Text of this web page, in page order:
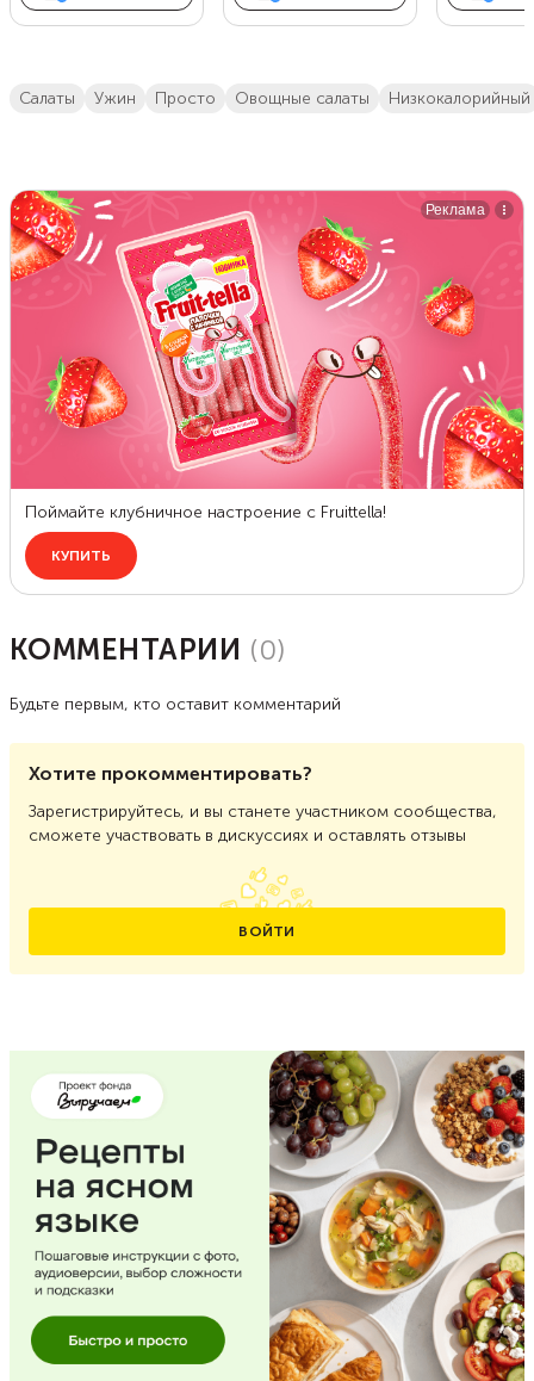
салаты ужин просто овощные салаты низкокалорийный
КОММЕНТАРИИ (0)
Будьте первым, кто оставит комментарий
Хотите прокомментировать?
Зарегистрируйтесь, и вы станете участником сообщества,
сможете участвовать в дискуссиях и оставлять отзывы
ВОЙТИ